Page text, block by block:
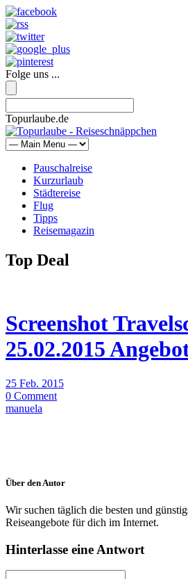
Folge uns ...
Topurlaube.de
Pauschalreise
Kurzurlaub
Städtereise
Flug
Tipps
Reisemagazin
Top Deal
Screenshot
25.02.2015
25 Feb. 2015
0 Comment
manuela
Über den Autor
Wir suchen täglich die besten und
Reiseangebote für dich im Internet.
Hinterlasse eine Antwort